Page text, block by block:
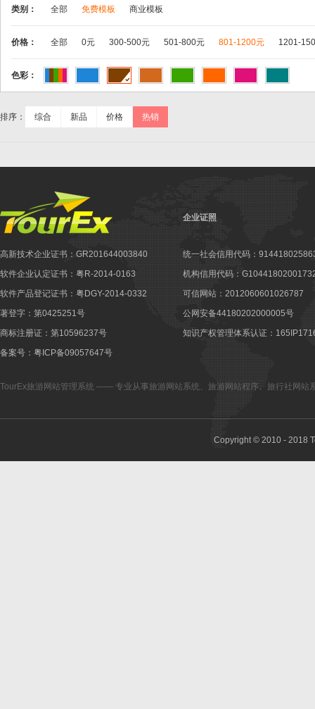
类别： 全部 免费模板 商业模板
价格： 全部 0元 300-500元 501-800元 801-1200元 1201-
色彩：
排序： 综合 新品 价格 热销
高新技术企业证书：GR201644003840
软件企业认定证书：粤R-2014-0163
软件产品登记证书：粤DGY-2014-0332
著登字：第0425251号
商标注册证：第10596237号
备案号：粤ICP备09057647号
企业证照
统一社会信用代码：
机构信用代码：
可信网站：2012060601026787
公网安备44180202000005号
知识产权管理体系认证：
TourEx旅游网站管理系统 —— 专业从事旅游网站系统 旅游网站程序、 旅行社网站
Copyright © 2010 - 2018